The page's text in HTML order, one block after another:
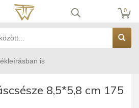
0
is
8,5*5,8 cm 175